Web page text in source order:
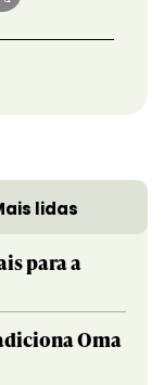
lidas
para a
Oma